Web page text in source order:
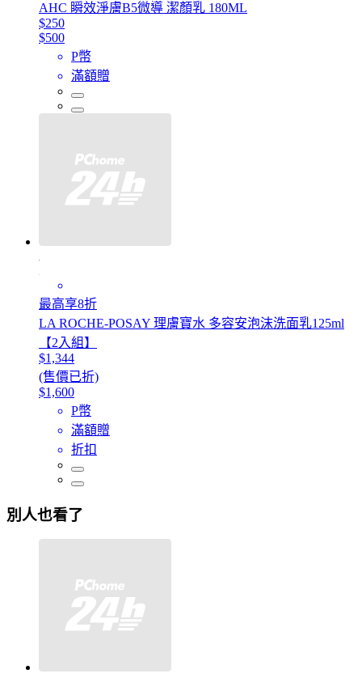
AHC 瞬效淨膚B5微導 潔顏乳 180ML
$250
$500
P幣
滿額贈
最高享8折
LA ROCHE-POSAY 理膚寶水 多容安泡沫洗面乳125ml
【2入組】
$1,344
(售價已折)
$1,600
P幣
滿額贈
折扣
別人也看了